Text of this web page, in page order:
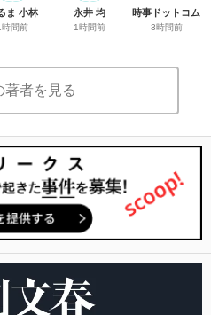
ま 小林
時間前
永井 均
1時間前
時事ドットコム
3時間前
著者を見る